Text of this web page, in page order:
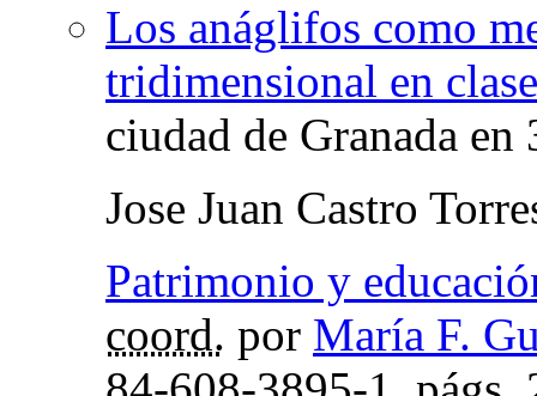
Los anáglifos como
tridimensional en clase
ciudad de Granada en
Jose Juan Castro
Patrimonio y
coord. por María F.